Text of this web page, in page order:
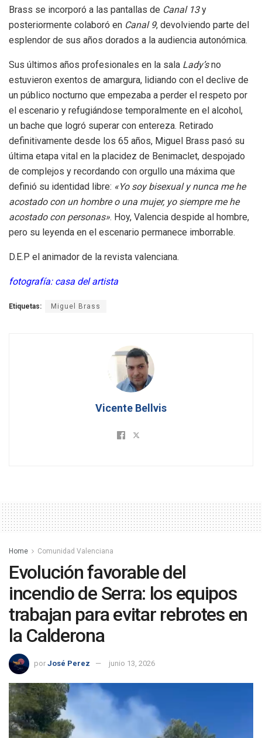
Brass se incorporó a las pantallas de Canal 13y
posteriormente colaboró en Canal 9, devolviendo parte del
esplendor de sus años dorados a la audiencia autonómica.
Sus últimos años profesionales en la sala Lady’sno
estuvieron exentos de amargura, lidiando con el declive de
un público nocturno que empezaba a perder el respeto por
el escenario y refugiándose temporalmente en el alcohol,
un bache que logró superar con entereza. Retirado
definitivamente desde los 65 años, Miguel Brass pasó su
última etapa vital en la placidez de Benimaclet, despojado
de complejos y recordando con orgullo una máxima que
definió su identidad libre: «Yo soy bisexual y nunca me he
acostado con un hombre o una mujer, yo siempre me he
acostado con personas». Hoy, Valencia despide al hombre,
pero su leyenda en el escenario permanece imborrable.
D.E.P el animador de la revista valenciana.
fotografía: casa del artista
Etiquetas: Miguel Brass
Vicente Bellvis
Home Comunidad Valenciana
Evolución favorable del
incendio de Serra: los equipos
trabajan para evitar rebrotes en
la Calderona
por José Perez junio 13, 2026